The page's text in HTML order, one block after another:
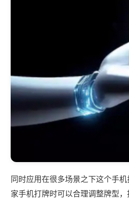
同时应用在很多场景之下这个手
家手机打牌时可以合理调整牌型